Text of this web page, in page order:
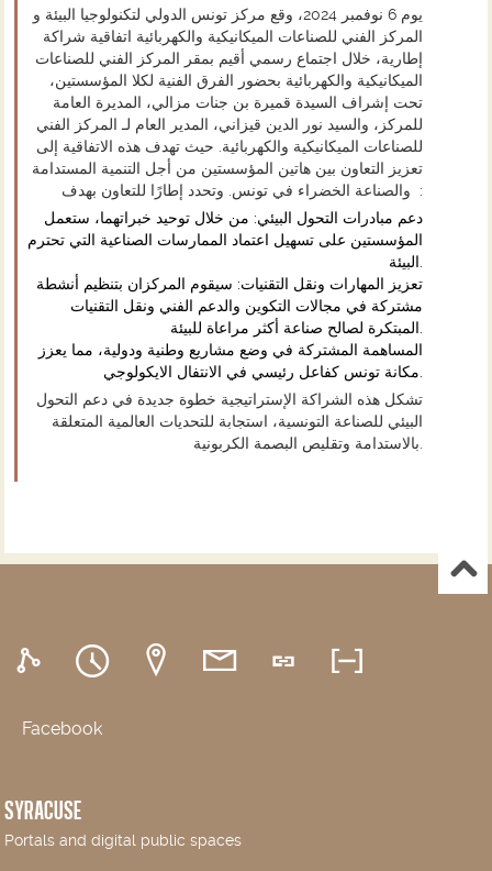
يوم 6 نوفمبر 2024، وقع مركز تونس الدولي لتكنولوجيا البيئة و
المركز الفني للصناعات الميكانيكية والكهربائية اتفاقية شراكة
إطارية، خلال اجتماع رسمي أقيم بمقر المركز الفني للصناعات
الميكانيكية والكهربائية بحضور الفرق الفنية لكلا المؤسستين،
تحت إشراف السيدة قميرة بن جنات مزالي، المديرة العامة
للمركز، والسيد نور الدين قيزاني، المدير العام لـ المركز الفني
للصناعات الميكانيكية والكهربائية. حيث تهدف هذه الاتفاقية إلى
تعزيز التعاون بين هاتين المؤسستين من أجل التنمية المستدامة
والصناعة الخضراء في تونس. وتحدد إطارًا للتعاون بهدف :
دعم مبادرات التحول البيئي: من خلال توحيد خبراتهما، ستعمل
المؤسستين على تسهيل اعتماد الممارسات الصناعية التي تحترم
تعزيز المهارات ونقل التقنيات: سيقوم المركزان بتنظيم أنشطة
مشتركة في مجالات التكوين والدعم الفني ونقل التقنيات
المساهمة المشتركة في وضع مشاريع وطنية ودولية، مما يعزز
البيئي للصناعة التونسية، استجابة للتحديات العالمية المتعلقة
Facebook
SYRACUSE
Portals and digital public spaces